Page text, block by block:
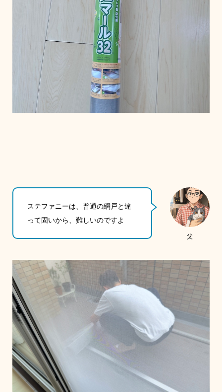
父
ステファニーは、普通の網戸と違
って固いから、難しいのですよ